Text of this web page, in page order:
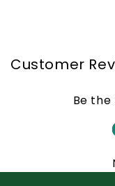
Customer
Be